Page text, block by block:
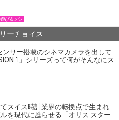
び＆メシ
ーチョイス
ンサー搭載のシネマカメラを出して
1」シリーズって何がそんなにス
スイス時計業界の転換点で生まれ
を現代に甦らせる「オリス スター